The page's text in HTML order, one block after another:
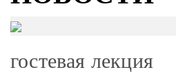
гостевая лекция